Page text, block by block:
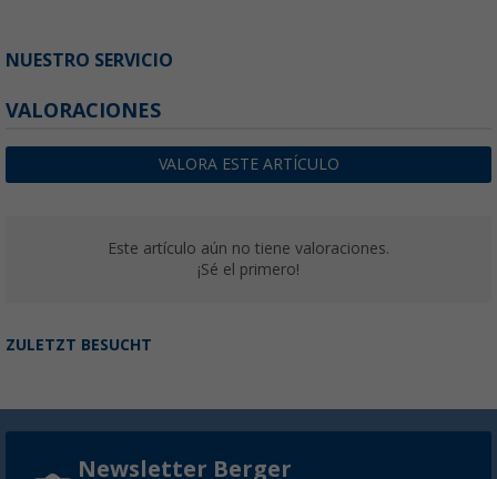
NUESTRO SERVICIO
VALORACIONES
VALORA ESTE ARTÍCULO
Este artículo aún no tiene valoraciones.
¡Sé el primero!
ZULETZT BESUCHT
Newsletter Berger